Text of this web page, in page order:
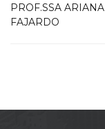
PROF.SSA ARIANA
FAJARDO